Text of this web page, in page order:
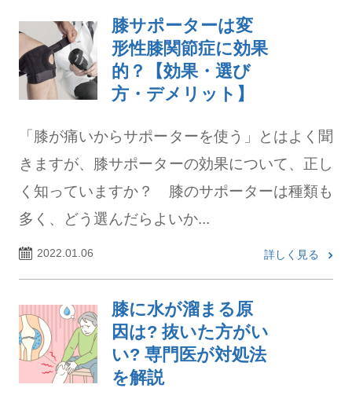
膝サポーターは変
形性膝関節症に効果
的？【効果・選び
方・デメリット】
「膝が痛いからサポーターを使う」とはよく聞
きますが、膝サポーターの効果について、正し
く知っていますか？ 膝のサポーターは種類も
多く、どう選んだらよいか...
2022.01.06 詳しく見る
膝に水が溜まる原
因は? 抜いた方がい
い? 専門医が対処法
を解説